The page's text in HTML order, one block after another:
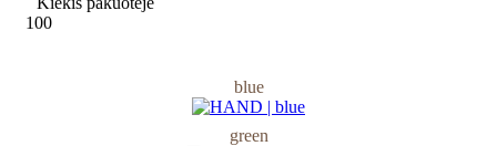
100
blue
green